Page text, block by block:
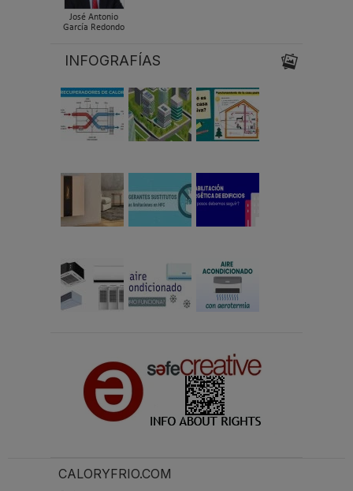
José Antonio
García Redondo
INFOGRAFÍAS
CALORYFRIO.COM